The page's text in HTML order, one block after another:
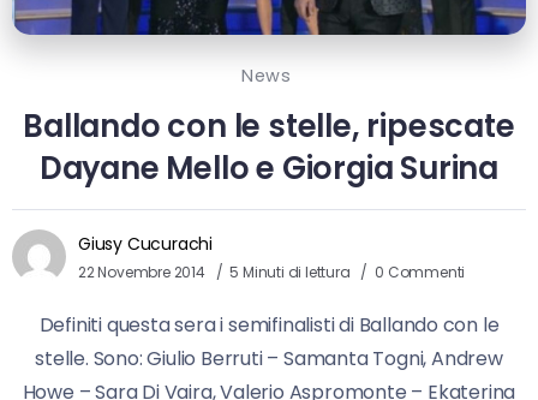
News
Ballando con le stelle, ripescate
Dayane Mello e Giorgia Surina
Giusy Cucurachi
22 Novembre 2014 5 Minuti di lettura 0 Commenti
Definiti questa sera i semifinalisti di Ballando con le
stelle. Sono: Giulio Berruti – Samanta Togni, Andrew
Howe – Sara Di Vaira, Valerio Aspromonte – Ekaterina